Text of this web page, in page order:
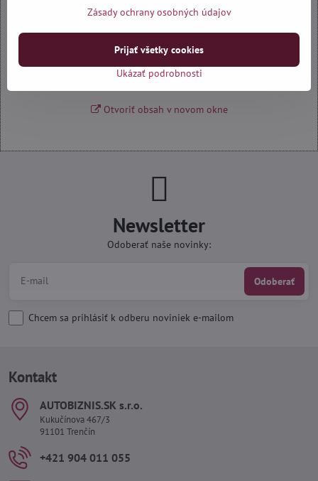
Povoliť tentokrát
Povoliť a zapamätať - súhlas s druhom cookie: Funkčné
Otvoriť obsah v novom okne
Newsletter
Odoberať naše novinky:
Odoberať
Chcem sa prihlásiť k odberu noviniek e-mailom
Kontakt
AUTOBIZNIS​.SK s​.r​.o​.
Kukučínova 467/3
91101 Trenčín
+421 904 011 055
Zásady ochrany osobných údajov
Ukázať podrobnosti
Prijať všetky cookies